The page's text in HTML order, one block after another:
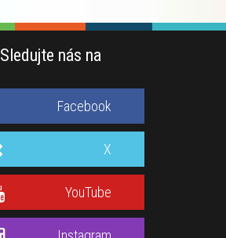
Sledujte nás na
Facebook
X
YouTube